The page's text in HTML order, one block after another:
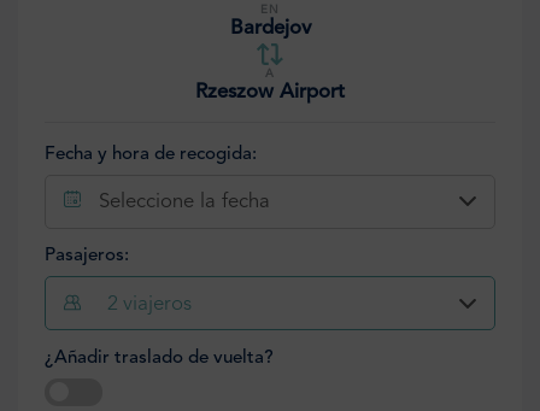
EN
Bardejov
A
Rzeszow Airport
Fecha y hora de recogida:
Seleccione la fecha
Pasajeros:
2 viajeros
¿Añadir traslado de vuelta?